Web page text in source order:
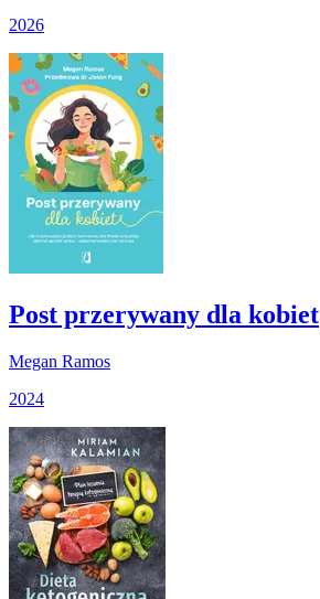
2026
Post przerywany dla kobiet
Megan Ramos
2024